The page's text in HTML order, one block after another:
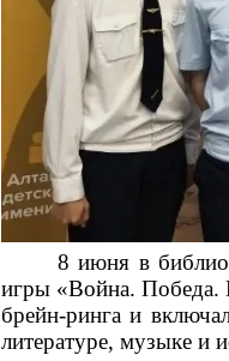
8 июня в
игры «Война. Победа.
брейн-ринга и
литературе, музыке и